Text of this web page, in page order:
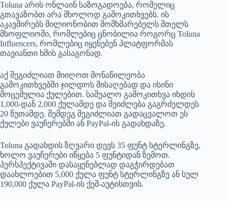
Toluna არის ონლაინ საზოგადოება, რომელიც
გთავაზობთ არა მხოლოდ გამოკითხვებს. ის
აკავშირებს მილიონობით მომხმარებელს მთელს
მსოფლიოში, რომლებიც ცნობილია როგორც Toluna
Influencers, რომლებიც იყენებენ პლატფორმას
თავიანთი ხმის გასაგონად.
აქ შეგიძლიათ მიიღოთ მონაწილეობა
გამოკითხვებში ჯილდოს მისაღებად და ისინი
მოცემულია ქულებით. საშუალო გამოკითხვა იხდის
1,000-დან 2,000 ქულამდე და შეიძლება გაგრძელდეს
20 წუთამდე. შემდეგ შეგიძლიათ გადაცვალოთ ეს
ქულები ვაუჩერებში ან PayPal-ის გადახდაზე.
Toluna გადახდის ზღვარი დევს 35 ფუნტ სტერლინგზე,
ხოლო ვაუჩერები იწყება 5 ფუნტიდან ზემოთ.
პერსპექტივაში დასაყენებლად დაგჭირდებათ
დაახლოებით 5,000 ქულა ფუნტ სტერლინგზე ან სულ
190,000 ქულა PayPal-ის ქეშ-აუტისთვის.